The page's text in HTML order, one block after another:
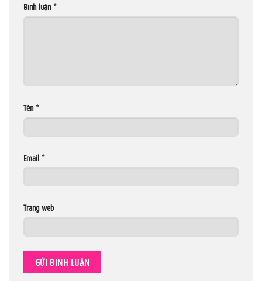
Bình luận *
Tên *
Email *
Trang web